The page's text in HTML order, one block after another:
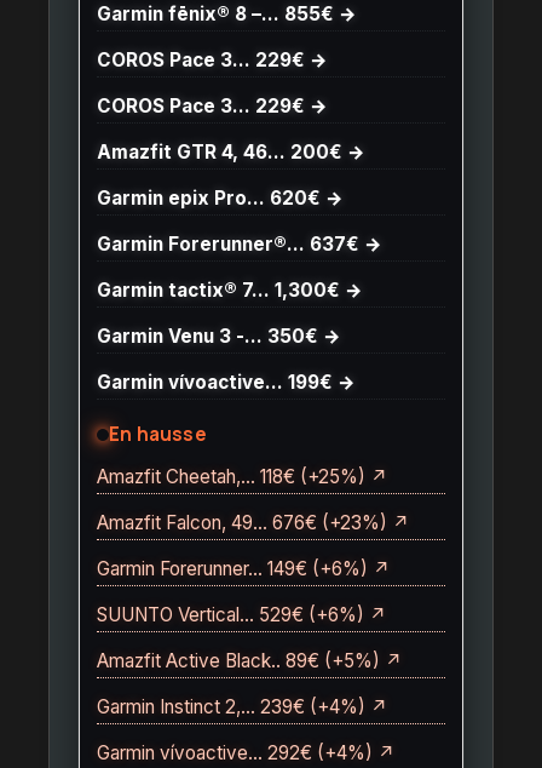
Garmin fēnix® 8 –… 855€ →
COROS Pace 3… 229€ →
COROS Pace 3… 229€ →
Amazfit GTR 4, 46… 200€ →
Garmin epix Pro… 620€ →
Garmin Forerunner®… 637€ →
Garmin tactix® 7… 1,300€ →
Garmin Venu 3 -… 350€ →
Garmin vívoactive… 199€ →
En hausse
Amazfit Cheetah,… 118€ (+25%) ↗
Amazfit Falcon, 49… 676€ (+23%) ↗
Garmin Forerunner… 149€ (+6%) ↗
SUUNTO Vertical… 529€ (+6%) ↗
Amazfit Active Black.. 89€ (+5%) ↗
Garmin Instinct 2,… 239€ (+4%) ↗
Garmin vívoactive… 292€ (+4%) ↗